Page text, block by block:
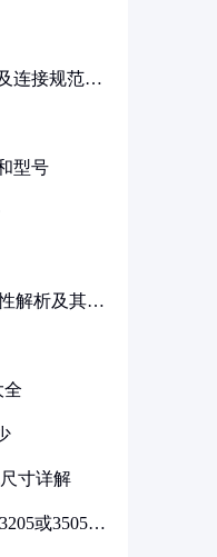
连接规范详
型号
解析及其在
全
寸详解
或3505代